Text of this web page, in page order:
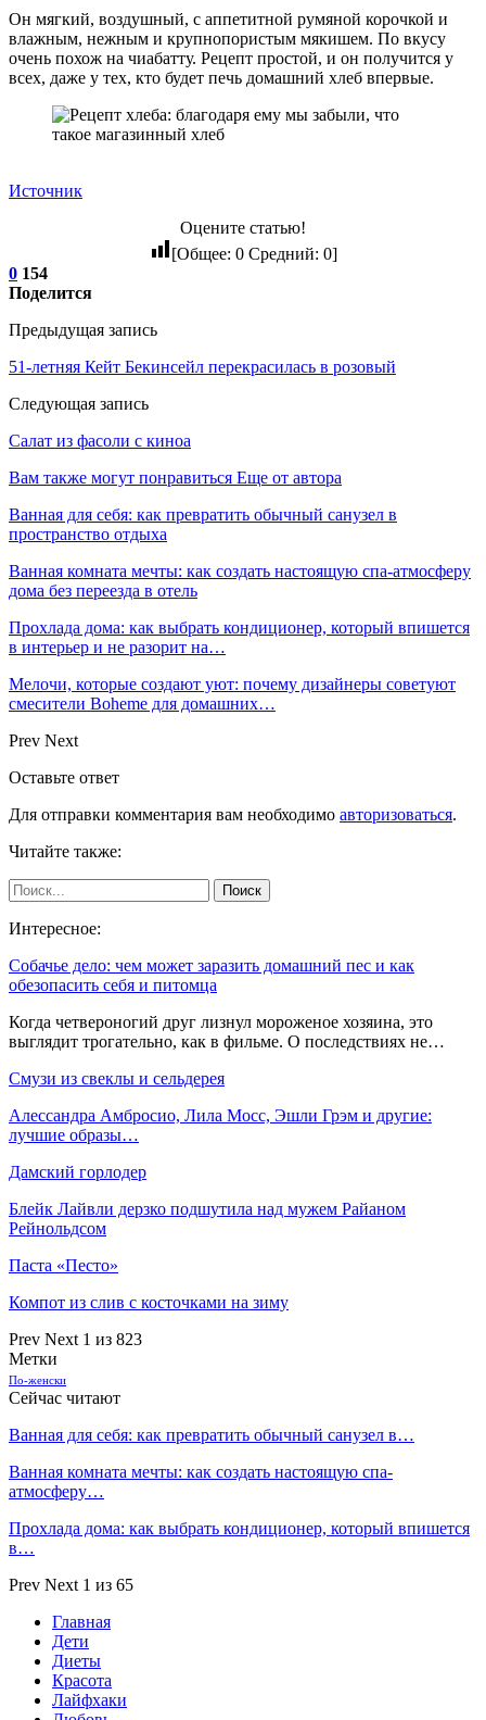
Он мягкий, воздушный, с аппетитной румяной корочкой и
влажным, нежным и крупнопористым мякишем. По вкусу
очень похож на чиабатту. Рецепт простой, и он получится у
всех, даже у тех, кто будет печь домашний хлеб впервые.
Источник
Оцените статью!
[Общее: 0Средний: 0]
0 154
Поделится
Предыдущая запись
51-летняя Кейт Бекинсейл перекрасилась в розовый
Следующая запись
Салат из фасоли с киноа
Вам также могут понравиться Еще от автора
Ванная для себя: как превратить обычный санузел в
пространство отдыха
Ванная комната мечты: как создать настоящую спа-атмосферу
дома без переезда в отель
Прохлада дома: как выбрать кондиционер, который впишется
в интерьер и не разорит на…
Мелочи, которые создают уют: почему дизайнеры советуют
смесители Boheme для домашних…
Prev Next
Оставьте ответ
Для отправки комментария вам необходимо авторизоваться.
Читайте также:
Интересное:
Собачье дело: чем может заразить домашний пес и как
обезопасить себя и питомца
Когда четвероногий друг лизнул мороженое хозяина, это
выглядит трогательно, как в фильме. О последствиях не…
Смузи из свеклы и сельдерея
Алессандра Амбросио, Лила Мосс, Эшли Грэм и другие:
лучшие образы…
Дамский горлодер
Блейк Лайвли дерзко подшутила над мужем Райаном
Рейнольдсом
Паста «Песто»
Компот из слив с косточками на зиму
Prev Next 1 из 823
Метки
По-женски
Сейчас читают
Ванная для себя: как превратить обычный санузел в…
Ванная комната мечты: как создать настоящую спа-
атмосферу…
Прохлада дома: как выбрать кондиционер, который впишется
в…
Prev Next 1 из 65
Главная
Дети
Диеты
Красота
Лайфхаки